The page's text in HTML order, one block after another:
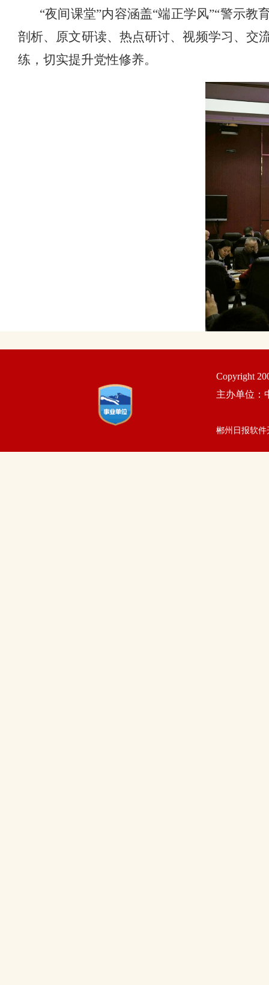
“夜间课堂”内容涵盖“端正学风”“警示教
剖析、原文研读、热点研讨、视频学习、交
练，切实提升党性修养。
Copyright
主办单位：
郴州日报软